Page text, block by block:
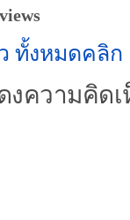
ทั้งหมดคลิก
งความคิด